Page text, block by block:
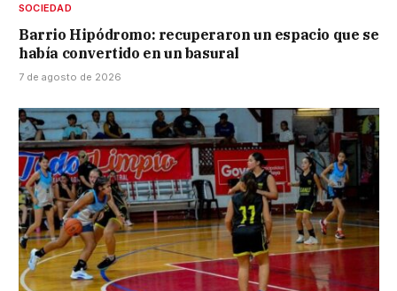
SOCIEDAD
Barrio Hipódromo: recuperaron un espacio que se
había convertido en un basural
7 de agosto de 2026